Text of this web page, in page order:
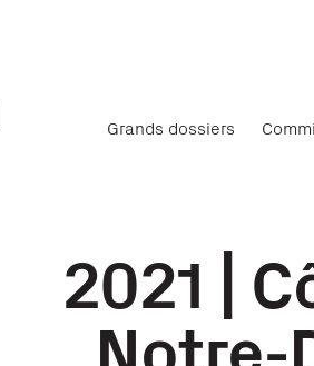
Grands dossiers
2021 |
Notre-